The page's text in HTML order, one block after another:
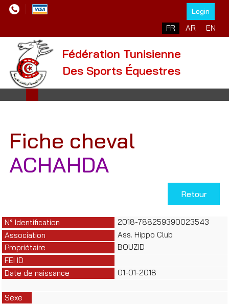
Login
Sélectionnez votre
FR AR EN
Fédération Tunisienne
Des Sports Équestres
Fiche cheval
ACHAHDA
Retour
N° Identification
2018-788259390023543
Association
Ass. Hippo Club
Propriétaire
BOUZID
FEI ID
Date de naissance
01-01-2018
Sexe